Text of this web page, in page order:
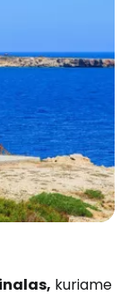
kuriame